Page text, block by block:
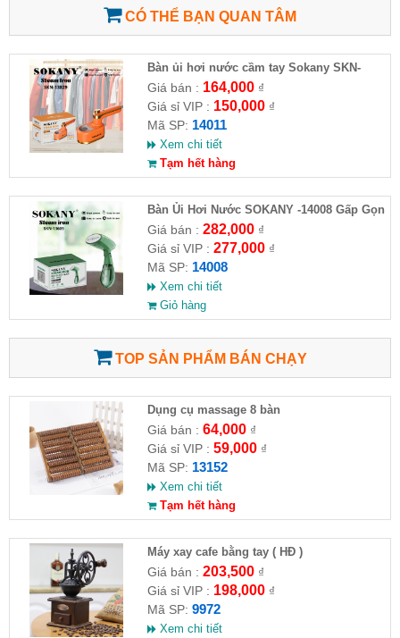
CÓ THỂ BẠN QUAN TÂM
Bàn ủi hơi nước cầm tay Sokany SKN-
14011
Giá bán : 164,000₫
Giá sỉ VIP : 150,000₫
Mã SP: 14011
Xem chi tiết
Tạm hết hàng
Bàn Ủi Hơi Nước SOKANY -14008 Gấp Gọn
Cầm Tay 1500W
Giá bán : 282,000₫
Giá sỉ VIP : 277,000₫
Mã SP: 14008
Xem chi tiết
Giỏ hàng
TOP SẢN PHẨM BÁN CHẠY
Dụng cụ massage 8 bàn
Giá bán : 64,000₫
Giá sỉ VIP : 59,000₫
Mã SP: 13152
Xem chi tiết
Tạm hết hàng
Máy xay cafe bằng tay ( HĐ )
Giá bán : 203,500₫
Giá sỉ VIP : 198,000₫
Mã SP: 9972
Xem chi tiết